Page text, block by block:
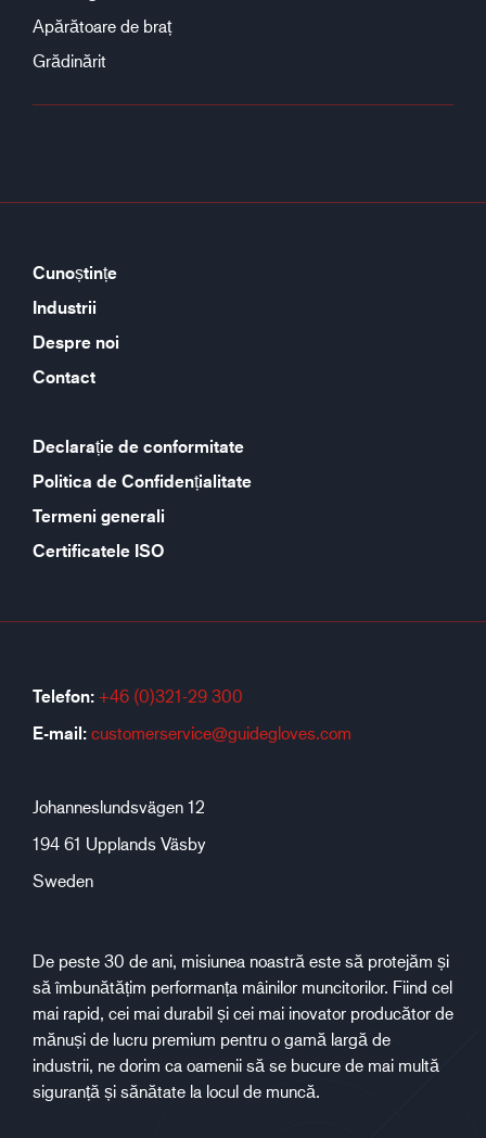
Apărătoare de braț
Grădinărit
Cunoștințe
Industrii
Despre noi
Contact
Declarație de conformitate
Politica de Confidențialitate
Termeni generali
Certificatele ISO
Telefon: +46 (0)321-29 300
E-mail: customerservice@guidegloves.com
Johanneslundsvägen 12
194 61 Upplands Väsby
Sweden
De peste 30 de ani, misiunea noastră este să protejăm și
să îmbunătățim performanța mâinilor muncitorilor. Fiind cel
mai rapid, cei mai durabil și cei mai inovator producător de
mănuși de lucru premium pentru o gamă largă de
industrii, ne dorim ca oamenii să se bucure de mai multă
siguranță și sănătate la locul de muncă.